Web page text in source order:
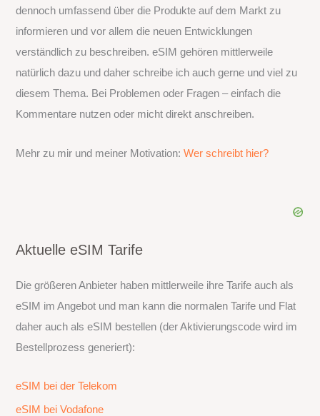
dennoch umfassend über die Produkte auf dem Markt zu
informieren und vor allem die neuen Entwicklungen
verständlich zu beschreiben. eSIM gehören mittlerweile
natürlich dazu und daher schreibe ich auch gerne und viel zu
diesem Thema. Bei Problemen oder Fragen – einfach die
Kommentare nutzen oder micht direkt anschreiben.
Mehr zu mir und meiner Motivation:Wer schreibt hier?
Aktuelle eSIM Tarife
Die größeren Anbieter haben mittlerweile ihre Tarife auch als
eSIM im Angebot und man kann die normalen Tarife und Flat
daher auch als eSIM bestellen (der Aktivierungscode wird im
Bestellprozess generiert):
eSIM bei der Telekom
eSIM bei Vodafone